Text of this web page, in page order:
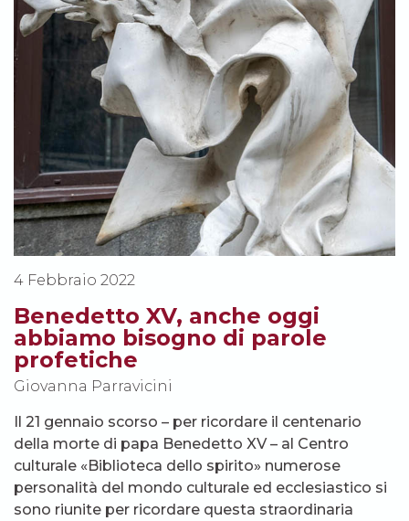
4 Febbraio 2022
Benedetto XV, anche oggi
abbiamo bisogno di parole
profetiche
Giovanna Parravicini
Il 21 gennaio scorso – per ricordare il centenario
della morte di papa Benedetto XV – al Centro
culturale «Biblioteca dello spirito» numerose
personalità del mondo culturale ed ecclesiastico si
sono riunite per ricordare questa straordinaria